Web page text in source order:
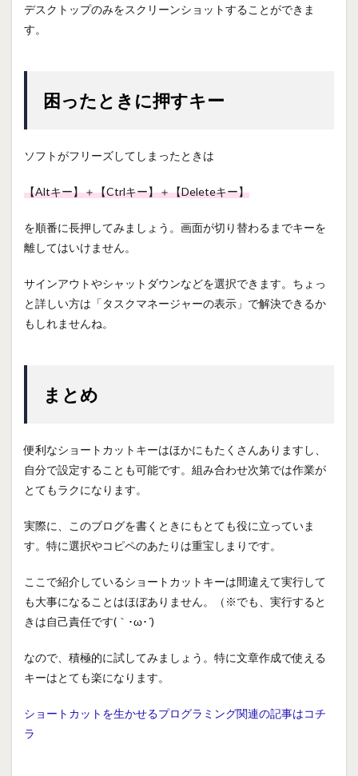
デスクトップのみをスクリーンショットすることができま
す。
困ったときに押すキー
ソフトがフリーズしてしまったときは
【Altキー】＋【Ctrlキー】＋【Deleteキー】
を順番に長押してみましょう。画面が切り替わるまでキーを
離してはいけません。
サインアウトやシャットダウンなどを選択できます。ちょっ
と詳しい方は「タスクマネージャーの表示」で解決できるか
もしれませんね。
まとめ
便利なショートカットキーはほかにもたくさんありますし、
自分で設定することも可能です。組み合わせ次第では作業が
とてもラクになります。
実際に、このブログを書くときにもとても役に立っていま
す。特に選択やコピペのあたりは重宝しまりです。
ここで紹介しているショートカットキーは間違えて実行して
も大事になることはほぼありません。（※でも、実行すると
きは自己責任です(｀･ω･´)
なので、積極的に試してみましょう。特に文章作成で使える
キーはとても楽になります。
ショートカットを生かせるプログラミング関連の記事はコチ
ラ